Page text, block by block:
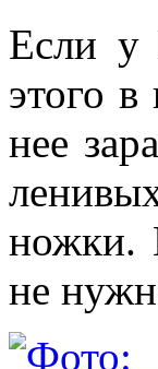
Если у
этого в
нее
ножки.
не